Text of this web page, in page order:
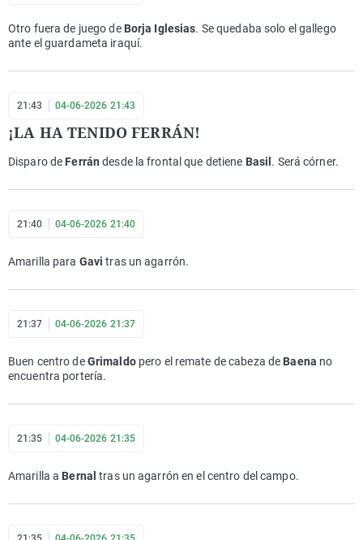
Otro fuera de juego de Borja Iglesias. Se quedaba solo el gallego
ante el guardameta iraquí.
21:43 04-06-2026 21:43
¡LA HA TENIDO FERRÁN!
Disparo de Ferrándesde la frontal que detiene Basil . Será córner.
21:40 04-06-2026 21:40
Amarilla para Gavitras un agarrón.
21:37 04-06-2026 21:37
Buen centro deGrimaldo pero el remate de cabeza de Baena no
encuentra portería.
21:35 04-06-2026 21:35
Amarilla a Bernaltras un agarrón en el centro del campo.